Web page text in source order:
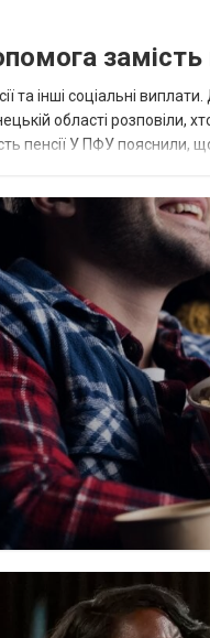
замість
та інші соціальні
області розповіли,
пенсії У ПФУ пояснили,